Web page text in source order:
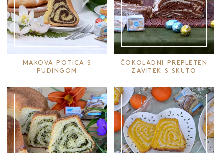
MAKOVA POTICA S
PUDINGOM
ČOKOLADNI PREPLETEN
ZAVITEK S SKUTO